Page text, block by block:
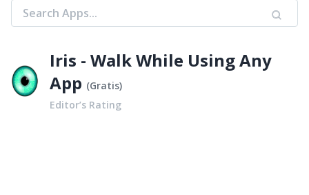
Iris - Walk While Using Any
App (Gratis)
Editor’s Rating